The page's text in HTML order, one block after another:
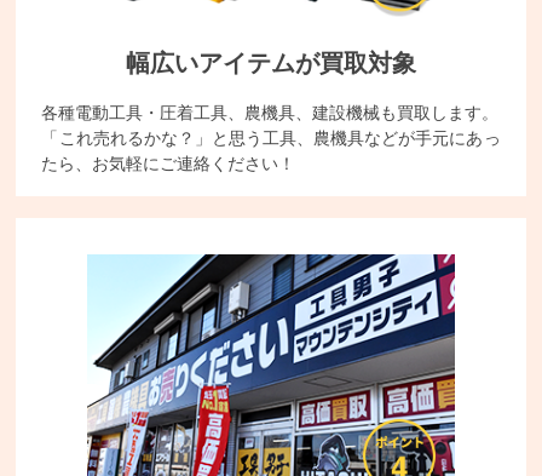
幅広いアイテムが買取対象
各種電動工具・圧着工具、農機具、建設機械も買取します。
「これ売れるかな？」と思う工具、農機具などが手元にあっ
たら、お気軽にご連絡ください！